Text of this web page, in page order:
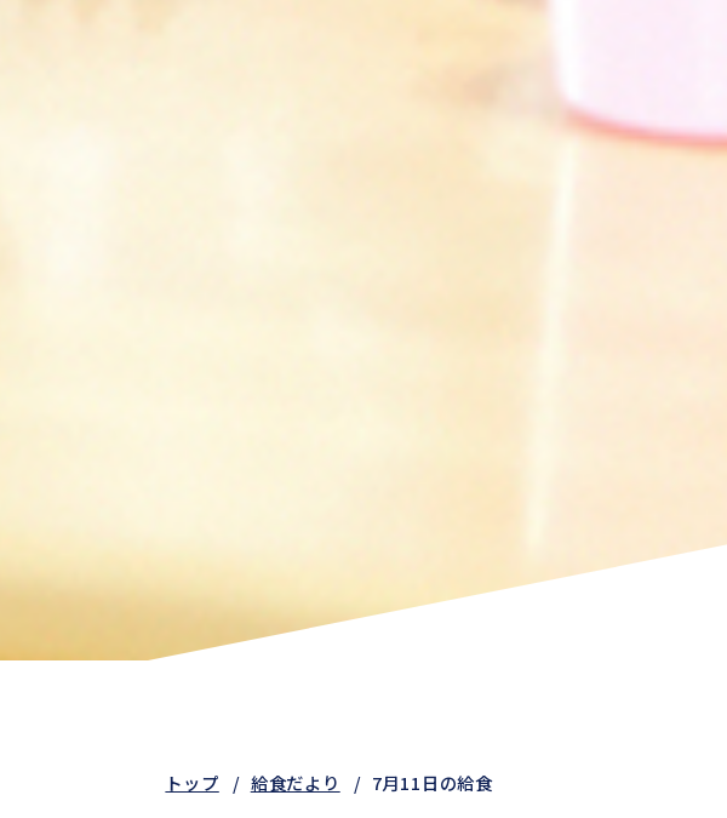
トップ 給食だより 7月11日の給食